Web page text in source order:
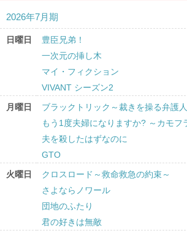
2026年7月期
日曜日
豊臣兄弟！
一次元の挿し木
マイ・フィクション
VIVANT シーズン2
月曜日
ブラックトリック～裁きを操る弁護
もう1度夫婦になりますか? ～カモフ
夫を殺したはずなのに
GTO
火曜日
クロスロード～救命救急の約束～
さよならノワール
団地のふたり
君の好きは無敵